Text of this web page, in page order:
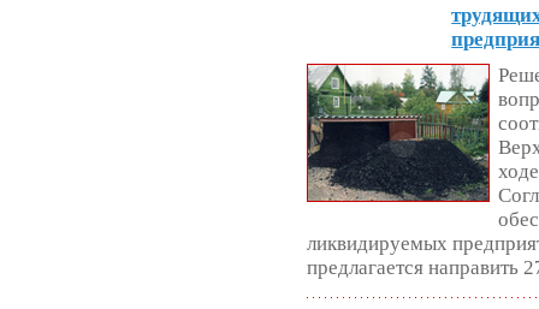
ликвидируемых
предлагается направить